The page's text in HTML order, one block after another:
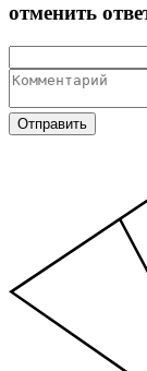
отменить